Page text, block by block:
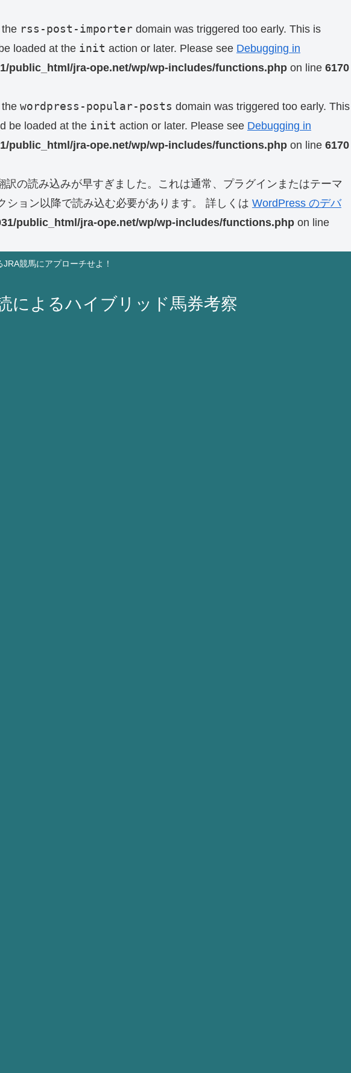
rss-post-importer domain was triggered too early. This is
loaded at the init action or later. Please see Debugging in
public_html/jra-ope.net/wp/wp-includes/functions.php on line 6170
wordpress-popular-posts domain was triggered too early. This
be loaded at the init action or later. Please see Debugging in
public_html/jra-ope.net/wp/wp-includes/functions.php on line 6170
訳の読み込みが早すぎました。これは通常、プラグインまたはテーマ
ション以降で読み込む必要があります。 詳しくは WordPress のデバ
public_html/jra-ope.net/wp/wp-includes/functions.php on line
競馬にアプローチせよ！
によるハイブリッド馬券考察